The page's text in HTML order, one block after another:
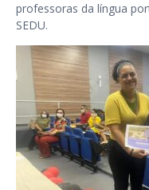
professoras da língua
SEDU.